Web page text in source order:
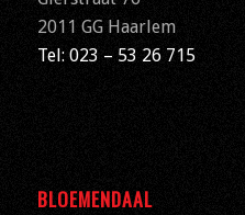
2011 GG Haarlem
Tel: 023 – 53 26 715
BLOEMENDAAL